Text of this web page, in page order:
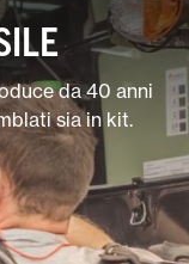
da 40 anni
sia in kit.